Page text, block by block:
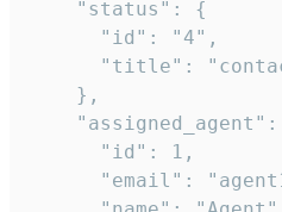
    "status": {
      "id": "4",
"title":
    },
"assigned_agent":
      "id": 1,
"email":